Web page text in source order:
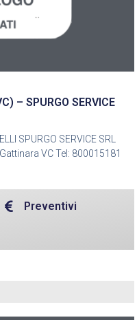
– SPURGO SERVICE
SPURGO SERVICE SRL
VC Tel: 800015181
Preventivi